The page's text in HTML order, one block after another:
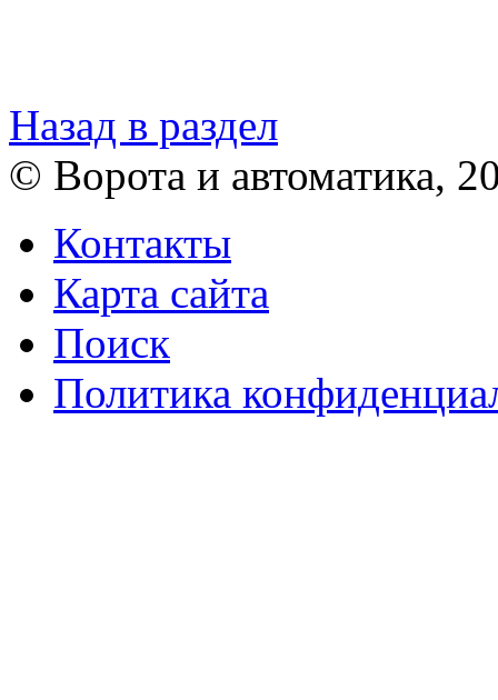
Назад в раздел
© Ворота и автоматика,
Контакты
Карта сайта
Поиск
Политика